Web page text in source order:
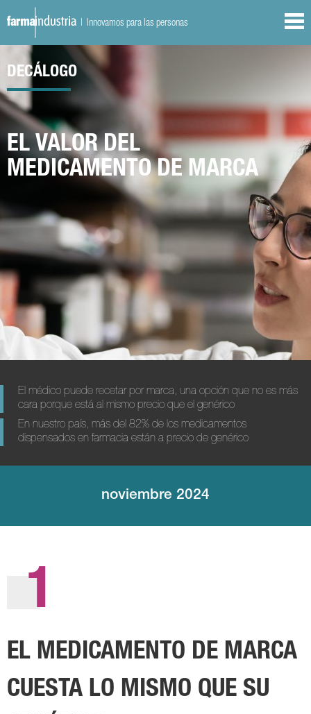
| Innovamos para las personas
DECÁLOGO
EL VALOR DEL
MEDICAMENTO DE MARCA
El médico puede recetar por marca, una opción que no es más
cara porque está al mismo precio que el genérico
En nuestro país, más del 82% de los medicamentos
dispensados en farmacia están a precio de genérico
noviembre 2024
1
EL MEDICAMENTO DE MARCA
CUESTA LO MISMO QUE SU